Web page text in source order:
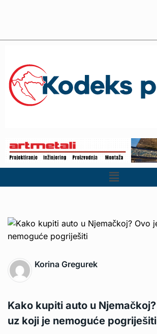
Korina Gregurek
Kako kupiti auto u
uz koji je nemoguće pogriješiti